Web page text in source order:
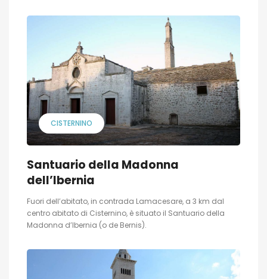
CISTERNINO
Santuario della Madonna
dell’Ibernia
Fuori dell’abitato, in contrada Lamacesare, a 3 km dal
centro abitato di Cisternino, è situato il Santuario della
Madonna d’Ibernia (o de Bernis).